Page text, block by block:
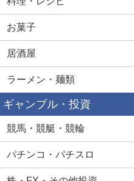
お菓子
居酒屋
ラーメン・麺類
ギャンブル・投資
競馬・競艇・競輪
パチンコ・パチスロ